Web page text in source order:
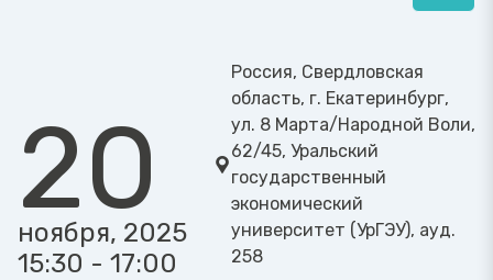
20
ноября, 2025
15:30 - 17:00
Россия, Свердловская
область, г. Екатеринбург,
ул. 8 Марта/Народной Воли,
62/45, Уральский
государственный
экономический
университет (УрГЭУ), ауд.
258